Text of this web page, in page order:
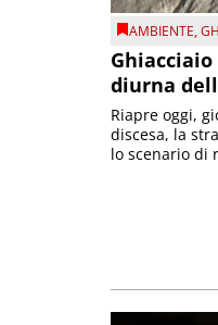
AMBIENTE,
diurna
Riapre oggi,
discesa, la
lo scenario di